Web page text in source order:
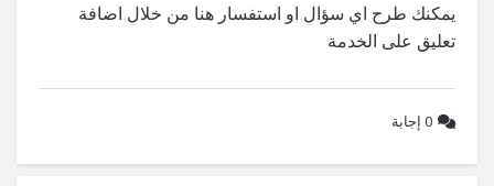
يمكنك طرح اي سؤال او استفسار هنا من خلال اضافة
تعليق على الخدمة
0 إجابة